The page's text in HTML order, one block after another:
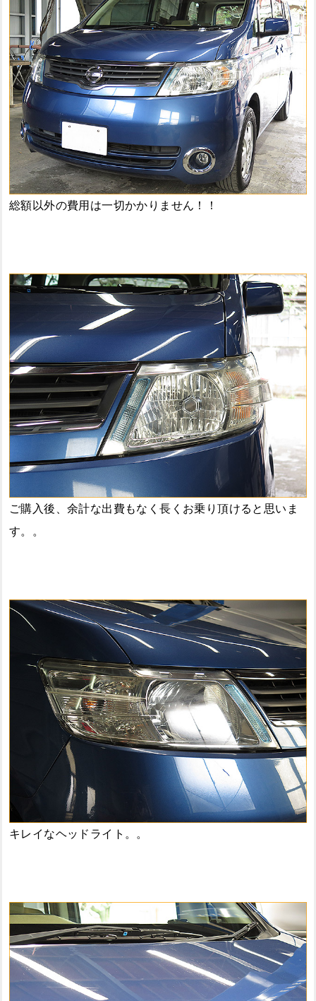
総額以外の費用は一切かかりません！！
ご購入後、余計な出費もなく長くお乗り頂けると思いま
す。。
キレイなヘッドライト。。